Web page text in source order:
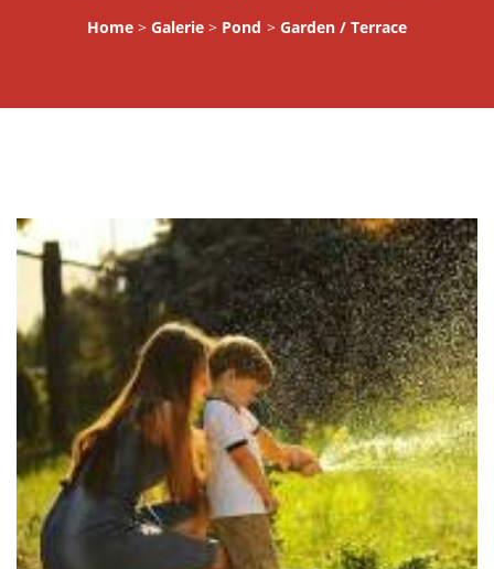
Home >Galerie > Pond > Garden / Terrace